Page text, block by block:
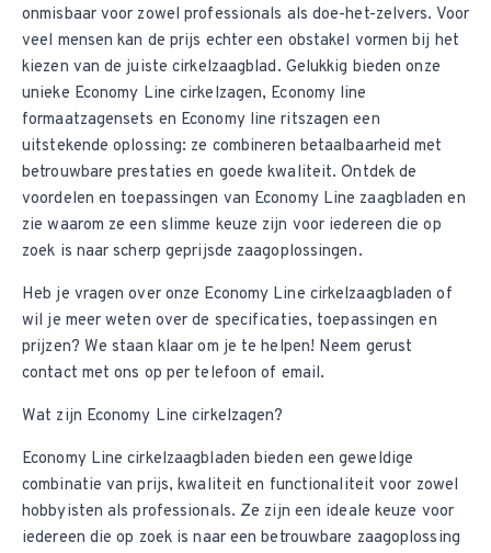
onmisbaar voor zowel professionals als doe-het-zelvers. Voor
veel mensen kan de prijs echter een obstakel vormen bij het
kiezen van de juiste cirkelzaagblad. Gelukkig bieden onze
unieke Economy Line cirkelzagen, Economy line
formaatzagensets en Economy line ritszagen een
uitstekende oplossing: ze combineren betaalbaarheid met
betrouwbare prestaties en goede kwaliteit. Ontdek de
voordelen en toepassingen van Economy Line zaagbladen en
zie waarom ze een slimme keuze zijn voor iedereen die op
zoek is naar scherp geprijsde zaagoplossingen.
Heb je vragen over onze Economy Line cirkelzaagbladen of
wil je meer weten over de specificaties, toepassingen en
prijzen? We staan klaar om je te helpen! Neem gerust
contact met ons op per telefoon of email.
Wat zijn Economy Line cirkelzagen?
Economy Line cirkelzaagbladen bieden een geweldige
combinatie van prijs, kwaliteit en functionaliteit voor zowel
hobbyisten als professionals. Ze zijn een ideale keuze voor
iedereen die op zoek is naar een betrouwbare zaagoplossing